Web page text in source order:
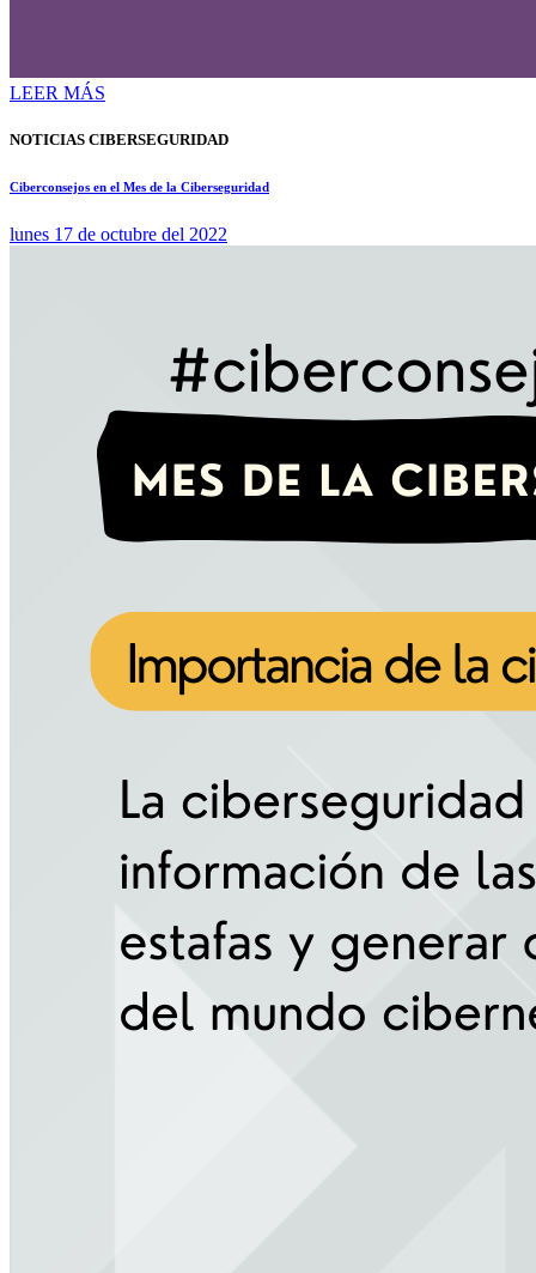
LEER MÁS
NOTICIAS CIBERSEGURIDAD
Ciberconsejos en el Mes de la Ciberseguridad
lunes 17 de octubre del 2022